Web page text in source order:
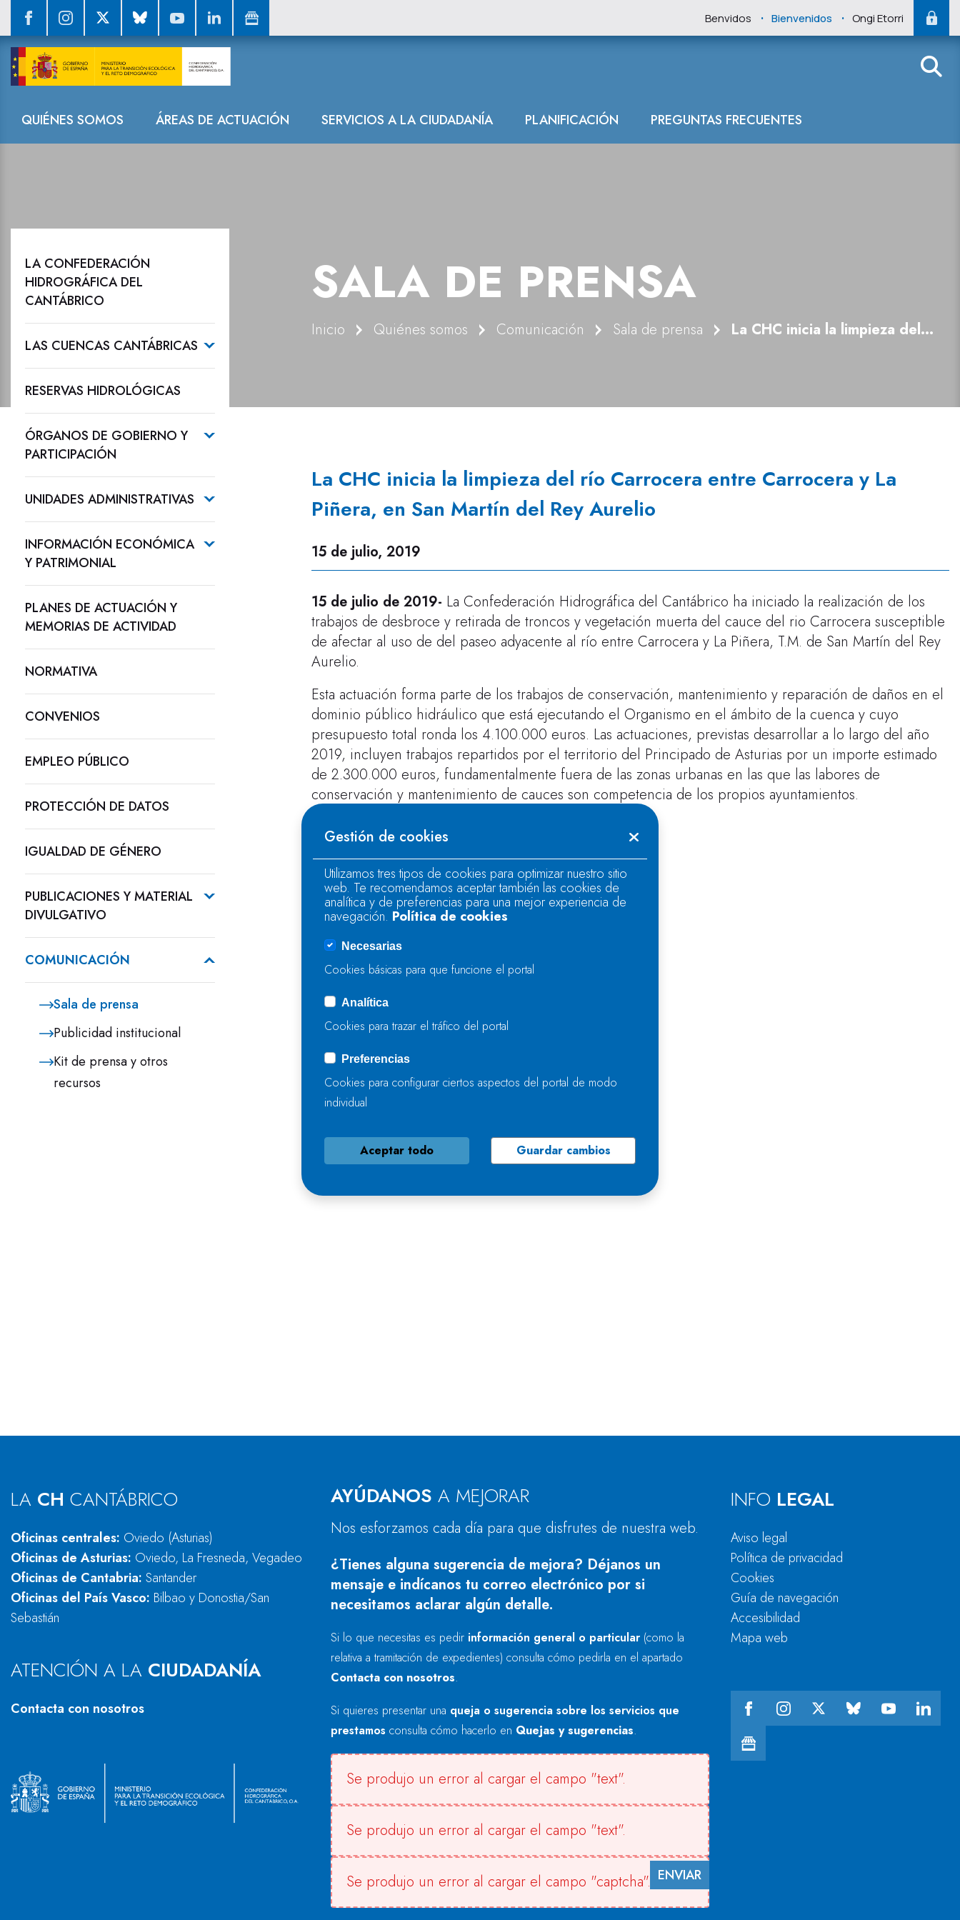
Benvidos . Bienvenidos . Ongi Etorri
Navegación
QUIÉNES SOMOS ÁREAS DE ACTUACIÓN SERVICIOS A LA CIUDADANÍA PLANIFICACIÓN PREGUNTAS FRECUENTES
La CHC inicia la limpieza del río Carrocera
SALA DE PRENSA
Inicio Quiénes somos Comunicación Sala de prensa La CHC inicia la limpieza del río Carrocera entre Carrocera y La Piñera, en San Martín del Rey Aurelio
LA CONFEDERACIÓN
HIDROGRÁFICA DEL
CANTÁBRICO
LAS CUENCAS CANTÁBRICAS
RESERVAS HIDROLÓGICAS
ÓRGANOS DE GOBIERNO Y
PARTICIPACIÓN
UNIDADES ADMINISTRATIVAS
INFORMACIÓN ECONÓMICA
Y PATRIMONIAL
PLANES DE ACTUACIÓN Y
MEMORIAS DE ACTIVIDAD
NORMATIVA
CONVENIOS
EMPLEO PÚBLICO
PROTECCIÓN DE DATOS
IGUALDAD DE GÉNERO
PUBLICACIONES Y MATERIAL
DIVULGATIVO
COMUNICACIÓN
Sala de prensa
Publicidad institucional
Kit de prensa y otros
recursos
La CHC inicia la limpieza del río Carrocera entre Carrocera y La
Piñera, en San Martín del Rey Aurelio
15 de julio, 2019
15 de julio de 2019- La Confederación Hidrográfica del Cantábrico ha iniciado la realización de los
trabajos de desbroce y retirada de troncos y vegetación muerta del cauce del rio Carrocera susceptible
de afectar al uso de del paseo adyacente al río entre Carrocera y La Piñera, T.M. de San Martín del Rey
Aurelio.
Esta actuación forma parte de los trabajos de conservación, mantenimiento y reparación de daños en el
dominio público hidráulico que está ejecutando el Organismo en el ámbito de la cuenca y cuyo
presupuesto total ronda los 4.100.000 euros. Las actuaciones, previstas desarrollar a lo largo del año
2019, incluyen trabajos repartidos por el territorio del Principado de Asturias por un importe estimado
de 2.300.000 euros, fundamentalmente fuera de las zonas urbanas en las que las labores de
conservación y mantenimiento de cauces son competencia de los propios ayuntamientos.
LA CH CANTÁBRICO
Oficinas centrales: Oviedo (Asturias)
Oficinas de Asturias: Oviedo, La Fresneda, Vegadeo
Oficinas de Cantabria: Santander
Oficinas del País Vasco: Bilbao y Donostia/San
Sebastián
ATENCIÓN A LA CIUDADANÍA
Contacta con nosotros
AYÚDANOS A MEJORAR
Nos esforzamos cada día para que disfrutes de nuestra web.
¿Tienes alguna sugerencia de mejora? Déjanos un
mensaje e indícanos tu correo electrónico por si
necesitamos aclarar algún detalle.
Si lo que necesitas es pedir información general o particular (como la
relativa a tramitación de expedientes) consulta cómo pedirla en el apartado
Contacta con nosotros.
Si quieres presentar una queja o sugerencia sobre los servicios que
prestamos consulta cómo hacerlo en Quejas y sugerencias.
Se produjo un error al cargar el campo "text".
Se produjo un error al cargar el campo "text".
Se produjo un error al cargar el campo "captcha". ENVIAR
INFO LEGAL
Aviso legal
Política de privacidad
Cookies
Guía de navegación
Accesibilidad
Mapa web
Gestión de cookies
Utilizamos tres tipos de cookies para optimizar nuestro sitio
web. Te recomendamos aceptar también las cookies de
analítica y de preferencias para una mejor experiencia de
navegación. Política de cookies
Necesarias
Cookies básicas para que funcione el portal
Analítica
Cookies para trazar el tráfico del portal
Preferencias
Cookies para configurar ciertos aspectos del portal de modo
individual
Aceptar todo Guardar cambios